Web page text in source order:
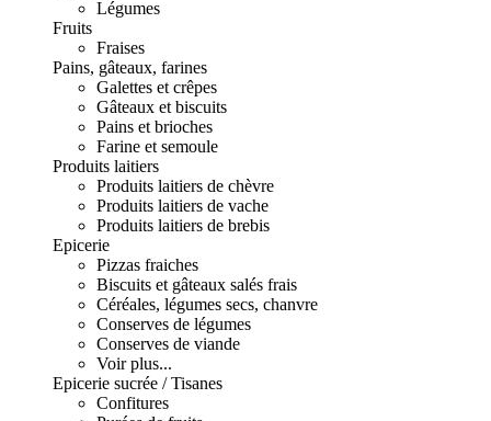
Légumes
Fruits
Fraises
Pains, gâteaux, farines
Galettes et crêpes
Gâteaux et biscuits
Pains et brioches
Farine et semoule
Produits laitiers
Produits laitiers de chèvre
Produits laitiers de vache
Produits laitiers de brebis
Epicerie
Pizzas fraiches
Biscuits et gâteaux salés frais
Céréales, légumes secs, chanvre
Conserves de légumes
Conserves de viande
Voir plus...
Epicerie sucrée / Tisanes
Confitures